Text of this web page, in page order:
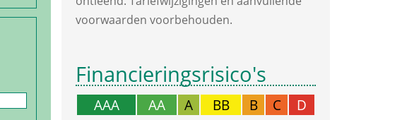
voorwaarden voorbehouden.
Financierings­risico's
AAA AA A BB B C
D